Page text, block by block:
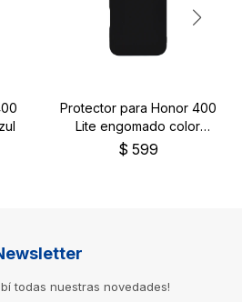
Protector para Honor 400
Lite engomado color
negro
$ 599
todas nuestras novedades!